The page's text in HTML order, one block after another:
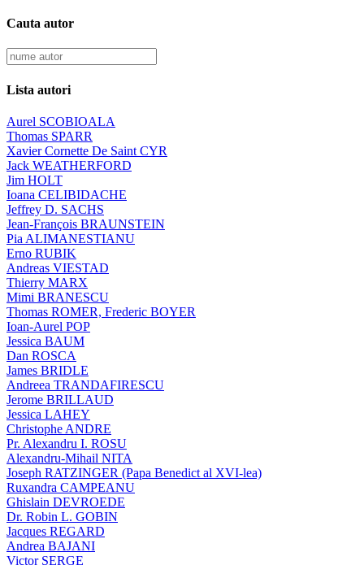
Cauta autor
Lista autori
Aurel SCOBIOALA
Thomas SPARR
Xavier Cornette De Saint CYR
Jack WEATHERFORD
Jim HOLT
Ioana CELIBIDACHE
Jeffrey D. SACHS
Jean-François BRAUNSTEIN
Pia ALIMANESTIANU
Erno RUBIK
Andreas VIESTAD
Thierry MARX
Mimi BRANESCU
Thomas ROMER, Frederic BOYER
Ioan-Aurel POP
Jessica BAUM
Dan ROSCA
James BRIDLE
Andreea TRANDAFIRESCU
Jerome BRILLAUD
Jessica LAHEY
Christophe ANDRE
Pr. Alexandru I. ROSU
Alexandru-Mihail NITA
Joseph RATZINGER (Papa Benedict al XVI-lea)
Ruxandra CAMPEANU
Ghislain DEVROEDE
Dr. Robin L. GOBIN
Jacques REGARD
Andrea BAJANI
Victor SERGE